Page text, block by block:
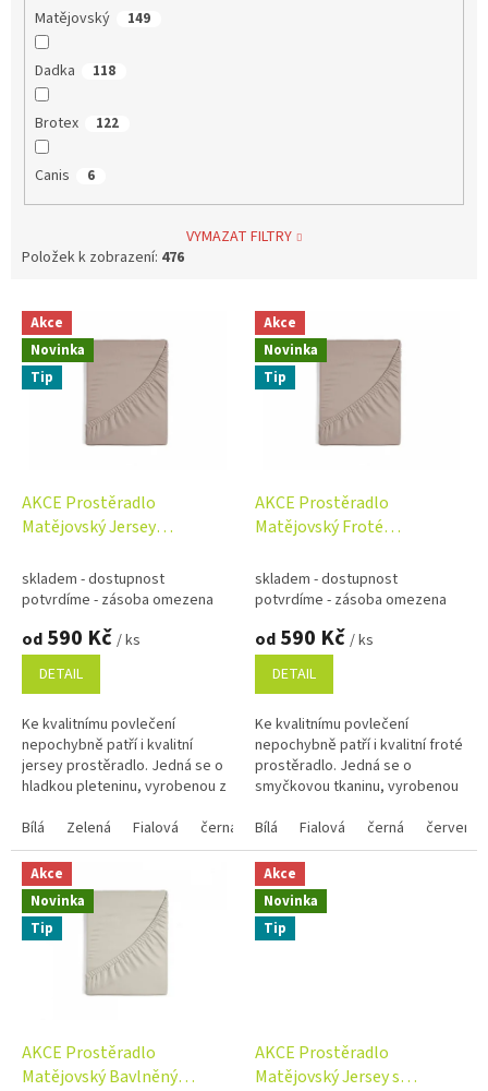
Matějovský 149
Dadka 118
Brotex 122
Canis 6
VYMAZAT FILTRY
Položek k zobrazení: 476
p
Akce
Novinka
Tip
AKCE Prostěradlo
Matějovský Jersey
výběru
skladem - dostupnost
potvrdíme - zásoba omezena
od 590 Kč / ks
DETAIL
Ke kvalitnímu povlečení
nepochybně patří i kvalitní
jersey prostěradlo. Jedná se o
hladkou pleteninu, vyrobenou z
přízí. Jersey materiál je...
Bílá Zelená Fialová černá červená oranžová tmavě
Akce
Novinka
Tip
AKCE Prostěradlo
Matějovský Froté
výběru
skladem - dostupnost
potvrdíme - zásoba omezena
od 590 Kč / ks
DETAIL
Ke kvalitnímu povlečení
nepochybně patří i kvalitní froté
prostěradlo. Jedná se o
smyčkovou tkaninu, vyrobenou
polyesteru. Froté napínací...
Bílá Fialová černá červená
Akce
Novinka
Tip
AKCE Prostěradlo
Matějovský Bavlněný
Akce
Novinka
Tip
AKCE Prostěradlo
Matějovský Jersey s